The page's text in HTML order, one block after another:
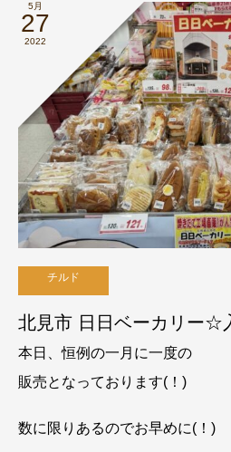
5月
27
2022
チルド
北見市 日日ベーカリー☆
本日、恒例の一月に一度の
販売となっております(！)
数に限りあるのでお早めに(！)